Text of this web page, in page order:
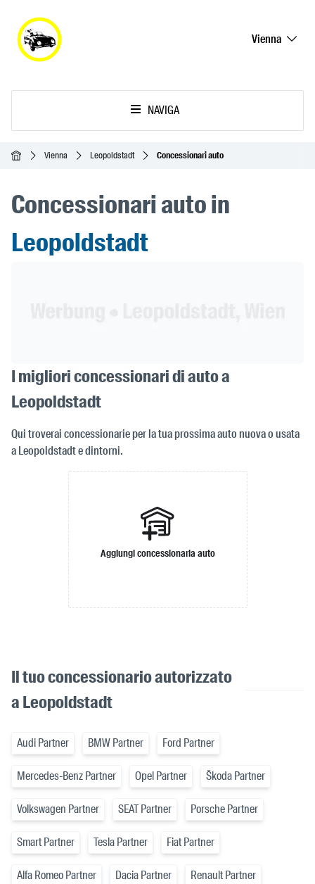
Vienna
NAVIGA
Home Vienna Leopoldstadt Concessionari auto
Concessionari auto in
Leopoldstadt
I migliori concessionari di auto a
Leopoldstadt
Qui troverai concessionarie per la tua prossima auto nuova o usata
a Leopoldstadt e dintorni.
Aggiungi concessionaria auto
Il tuo concessionario autorizzato
a Leopoldstadt
Audi Partner BMW Partner Ford Partner
Mercedes-Benz Partner Opel Partner Škoda Partner
Volkswagen Partner SEAT Partner Porsche Partner
Smart Partner Tesla Partner Fiat Partner
Alfa Romeo Partner Dacia Partner Renault Partner